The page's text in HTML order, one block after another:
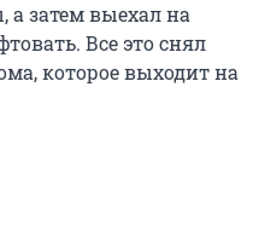
затем выехал на
Все это снял
которое выходит на